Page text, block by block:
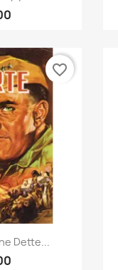
Dette...
favorite_border